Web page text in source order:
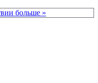
больше »